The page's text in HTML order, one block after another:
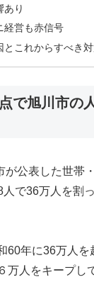
あり
経営も赤信号
とこれからすべき
で旭川市の
公表した世帯
人で36万人を割
60年に36万人を
万人をキープし